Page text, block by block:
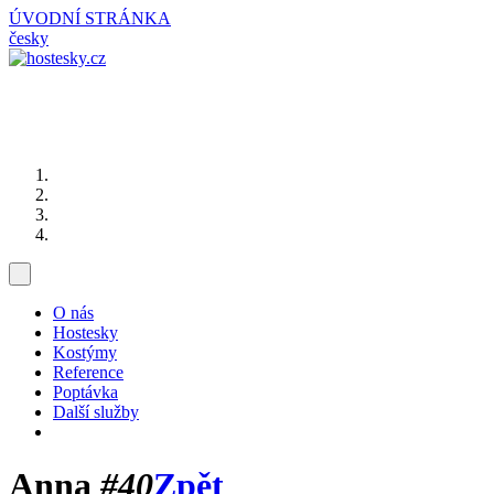
ÚVODNÍ STRÁNKA
česky
O nás
Hostesky
Kostýmy
Reference
Poptávka
Další služby
Anna #40Zpět